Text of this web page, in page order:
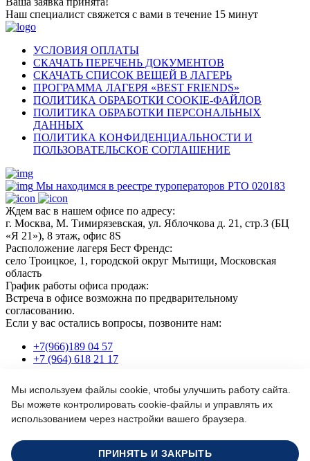
Наш специалист свяжется с вами в течение 15 минут
УСЛОВИЯ ОПЛАТЫ
СКАЧАТЬ ПЕРЕЧЕНЬ ДОКУМЕНТОВ
СКАЧАТЬ СПИСОК ВЕЩЕЙ В ЛАГЕРЬ
ПРОГРАММА ЛАГЕРЯ «BEST FRIENDS»
ПОЛИТИКА ОБРАБОТКИ COOKIE-ФАЙЛОВ
ПОЛИТИКА ОБРАБОТКИ ПЕРСОНАЛЬНЫХ
ДАННЫХ
ПОЛИТИКА КОНФИДЕНЦИАЛЬНОСТИ И
ПОЛЬЗОВАТЕЛЬСКОЕ СОГЛАШЕНИЕ
Мы находимся в реестре туроператоров РТО 020183
Ждем вас в нашем офисе по адресу:
г. Москва, М. Тимирязевская, ул. Яблочкова д. 21, стр.3 (БЦ
«Я 21»), 8 этаж, офис 8S
Расположение лагеря Бест Френдс:
село Троицкое, 1, городской округ Мытищи, Московская
область
График работы офиса продаж:
Встреча в офисе возможна по предварительному
согласованию.
Если у вас остались вопросы, позвоните нам:
+7(966)189 04 57
+7 (964) 618 21 17
Или пишите нам на почту:
info@bf-camp.ru
Забронировать место
Формируйте заказ сегодня - продадим еще дешевле!
Мы используем файлы cookie, чтобы улучшить работу сайта.
Вы можете контролировать cookie-файлы и управлять их
использованием через настройки вашего браузера.
ПРИНЯТЬ И ЗАКРЫТЬ